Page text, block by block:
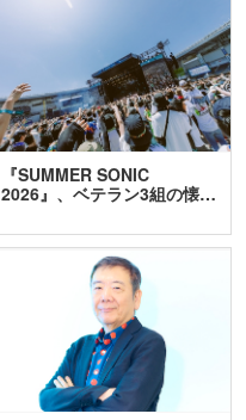
『SUMMER SONIC
2026』、ベテラン3組の懐…